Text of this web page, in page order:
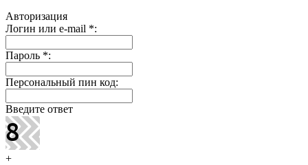
Авторизация
Логин или e-mail *:
Пароль *:
Персональный пин код:
Введите ответ
+